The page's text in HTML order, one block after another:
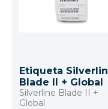
Etiqueta
Blade II + Global
Silverline Blade II +
Global